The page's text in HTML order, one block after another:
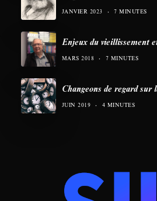
JANVIER 2023 7 MINUTES
Enjeux du vieillissement
MARS 2018 7 MINUTES
Changeons de regard sur
JUIN 2019 4 MINUTES